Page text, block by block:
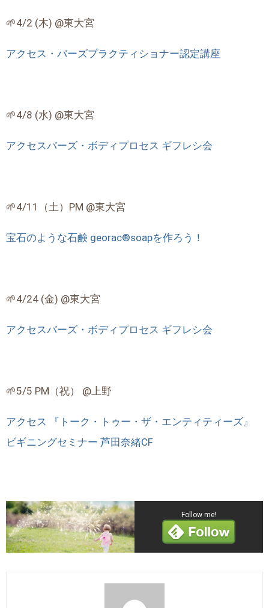
🌱4/2 (木) @東大宮
アクセス・バーズプラクティショナー認定講座
🌱4/8 (水) @東大宮
アクセスバーズ・ボディプロセス ギフレシ会
🌱4/11（土）PM @東大宮
宝石のような石鹸 georac®soapを作ろう！
🌱4/24 (金) @東大宮
アクセスバーズ・ボディプロセス ギフレシ会
🌱5/5 PM（祝） @上野
アクセス 『トーク・トゥー・ザ・エンティティーズ』
ビギニングセミナー 芦田奈緒CF
Follow me!